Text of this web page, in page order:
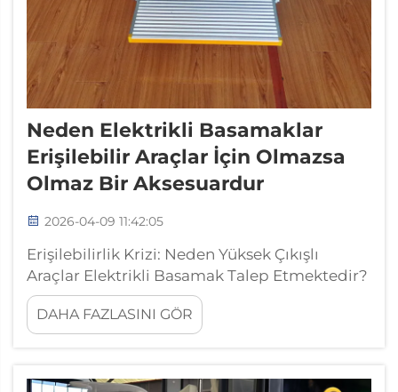
Neden Elektrikli Basamaklar
Erişilebilir Araçlar İçin Olmazsa
Olmaz Bir Aksesuardur
2026-04-09 11:42:05
Erişilebilirlik Krizi: Neden Yüksek Çıkışlı
Araçlar Elektrikli Basamak Talep Etmektedir?
Artan Çıkış Yüksekliği Farkı: SUV'ler ve
Kamyonetler Satışlarda Öne Geçiyor Ancak
Mobiliteyi Zorlaştırıyor Pazar günümüzde çok
satışların %80'inden fazlasını oluşturuyor
DAHA FAZLASINI GÖR